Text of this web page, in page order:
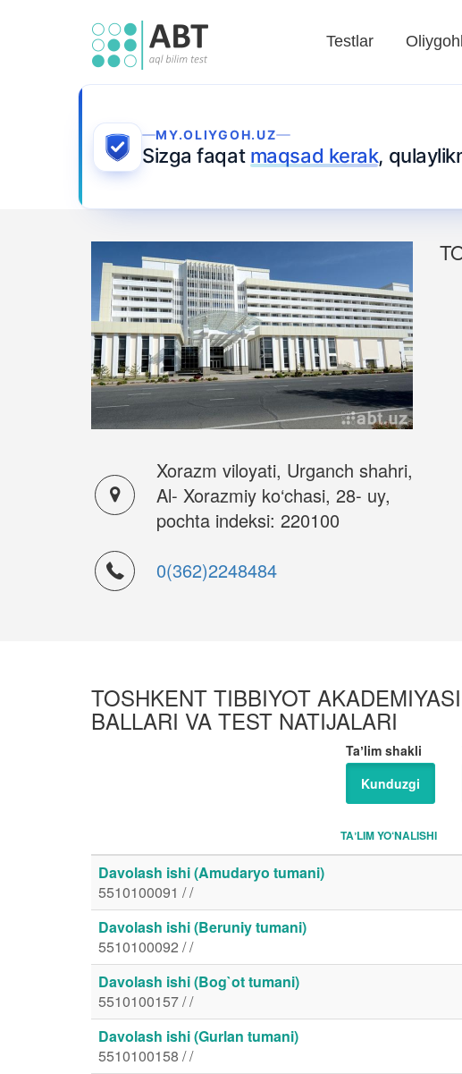
Testlar
MY.OLIYGOH.UZ
Sizga faqat maqsad kerak,
Xorazm viloyati, Urganch shahri,
Al- Xorazmiy ko‘chasi, 28- uy,
pochta indeksi: 220100
0(362)2248484
TOSHKENT TIBBIYOT
BALLARI VA TEST NATIJALARI
Taʼlim shakli
Kunduzgi
TAʼLIM YO‘NALISHI
Davolash ishi (Amudaryo tumani)
5510100091 / /
Davolash ishi (Beruniy tumani)
5510100092 / /
Davolash ishi (Bog`ot tumani)
5510100157 / /
Davolash ishi (Gurlan tumani)
5510100158 / /